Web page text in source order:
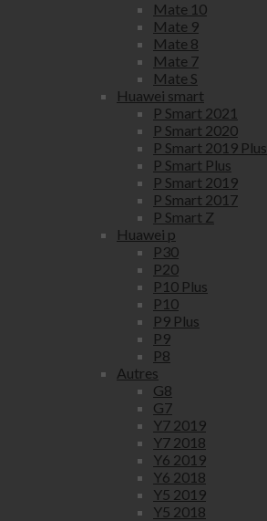
Mate 10
Mate 9
Mate 8
Mate 7
Mate S
Huawei smart
P Smart 2021
P Smart 2020
P Smart 2019 Plus
P Smart Plus
P Smart 2019
P Smart 2017
P Smart Z
Huawei p
P30
P20
P10 Plus
P10
P9 Plus
P9
P8
Autres
G8
G7
Y7 2019
Y7 2018
Y6 2019
Y6 2018
Y5 2019
Y5 2018